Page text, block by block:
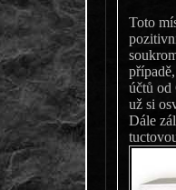
Toto
pozitivní
soukromé
účtů od Gringottových,
Dále